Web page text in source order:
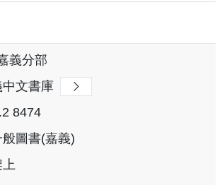
義分部
中文書庫
8474
般圖書(嘉義)